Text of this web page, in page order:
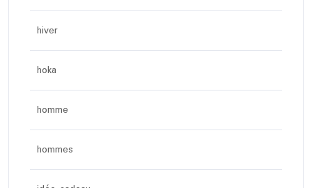
hiver
hoka
homme
hommes